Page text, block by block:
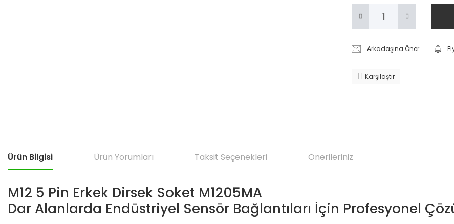
Arkadaşına Öner
Karşılaştır
Ürün Bilgisi Ürün Yorumları Taksit Seçenekleri Önerileriniz
M12 5 Pin Erkek Dirsek Soket M1205MA
Dar Alanlarda Endüstriyel Sensör Bağlantıları İçin Profesyonel